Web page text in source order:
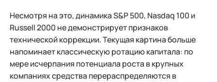
Несмотря на это, динамика S&P 500, Nasdaq 100 и
Russell 2000 не демонстрирует признаков
технической коррекции. Текущая картина больше
напоминает классическую ротацию капитала: по
мере исчерпания потенциала роста в крупных
компаниях средства перераспределяются в